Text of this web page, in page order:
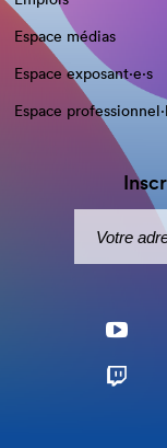
Espace médias
Espace exposant·e⋅s
Espace